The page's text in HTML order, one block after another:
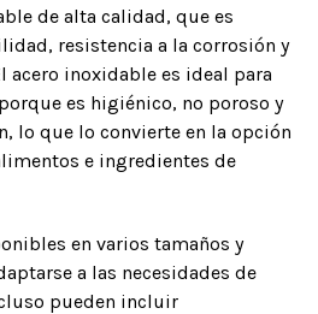
de alta calidad, que es
resistencia a la corrosión y
inoxidable es ideal para
es higiénico, no poroso y
lo que lo convierte en la opción
e ingredientes de
en varios tamaños y
a las necesidades de
pueden incluir